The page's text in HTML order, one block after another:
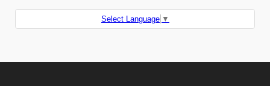
Select Language ▼